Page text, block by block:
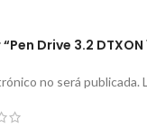
Drive 3.2 DTXON
no será publicada.